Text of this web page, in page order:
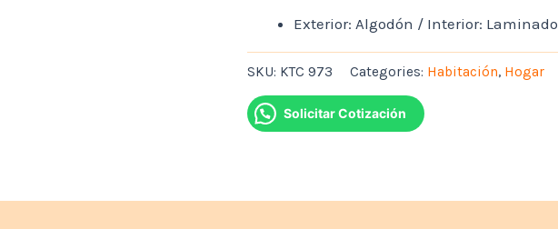
Exterior: Algodón / Interior: Laminado
SKU: KTC 973 Categories: Habitación, Hogar
Solicitar Cotización